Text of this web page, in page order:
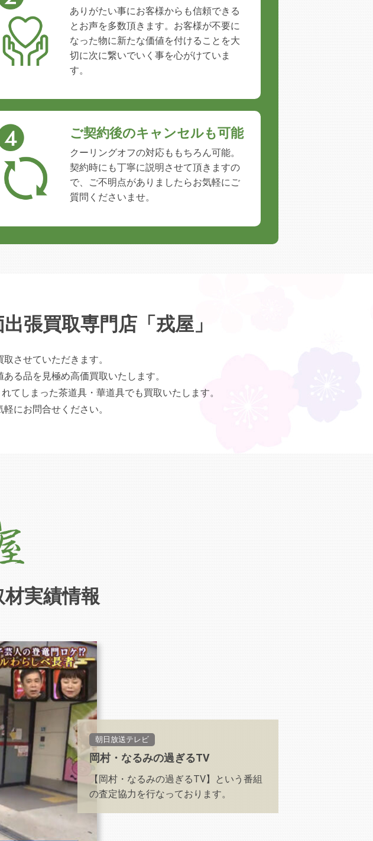
ありがたい事にお客様からも信頼できる
とお声を多数頂きます。お客様が不要に
なった物に新たな価値を付けることを大
切に次に繋いでいく事を心がけていま
す。
ご契約後のキャンセルも可能
クーリングオフの対応ももちろん可能。
契約時にも丁寧に説明させて頂きますの
で、ご不明点がありましたらお気軽にご
質問くださいませ。
張買取専門店「戎屋」
させていただきます。
る品を見極め高価買取いたします。
しまった茶道具・華道具でも買取いたします。
にお問合せください。
実績情報
朝日放送テレビ
岡村・なるみの過ぎるTV
【岡村・なるみの過ぎるTV】という番組
の査定協力を行なっております。